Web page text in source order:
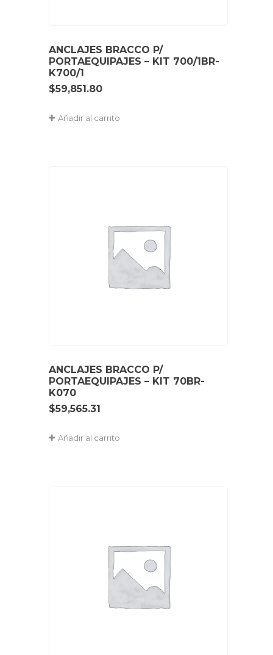
ANCLAJES BRACCO P/
PORTAEQUIPAJES – KIT 700/1BR-
K700/1
$59,851.80
Añadir al carrito
ANCLAJES BRACCO P/
PORTAEQUIPAJES – KIT 70BR-
K070
$59,565.31
Añadir al carrito